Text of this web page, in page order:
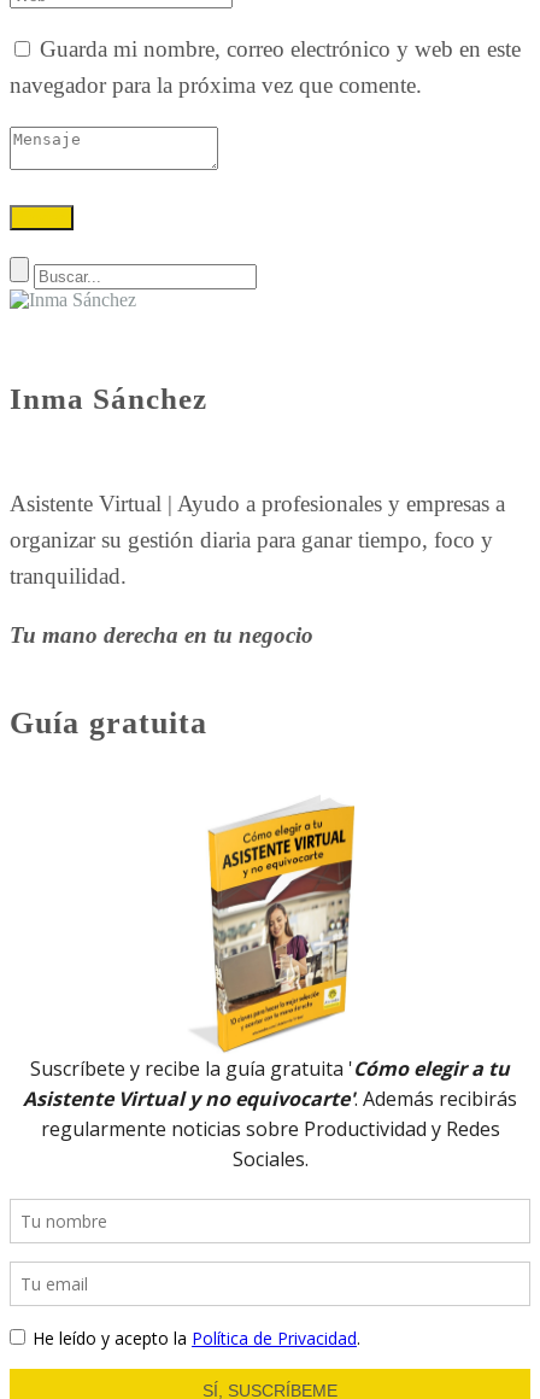
Guarda mi nombre, correo electrónico y web en este
navegador para la próxima vez que comente.
Inma Sánchez
Asistente Virtual | Ayudo a profesionales y empresas a
organizar su gestión diaria para ganar tiempo, foco y
tranquilidad.
Tu mano derecha en tu negocio
Guía gratuita